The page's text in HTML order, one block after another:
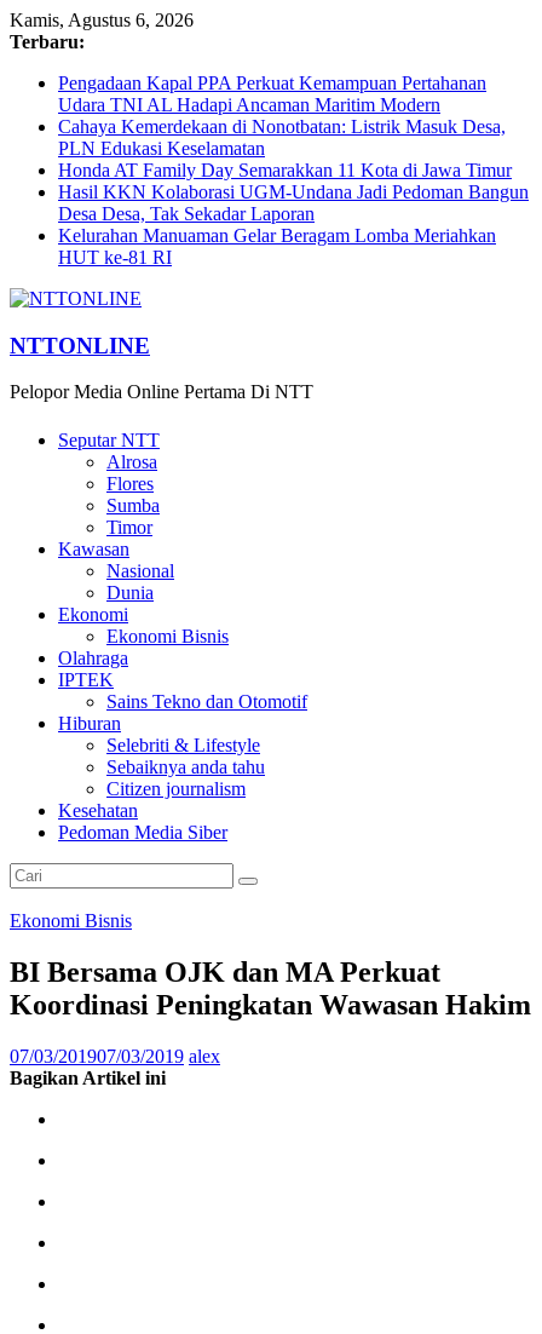
Kamis, Agustus 6, 2026
Terbaru:
Pengadaan Kapal PPA Perkuat Kemampuan Pertahanan
Udara TNI AL Hadapi Ancaman Maritim Modern
Cahaya Kemerdekaan di Nonotbatan: Listrik Masuk Desa,
PLN Edukasi Keselamatan
Honda AT Family Day Semarakkan 11 Kota di Jawa Timur
Hasil KKN Kolaborasi UGM-Undana Jadi Pedoman Bangun
Desa Desa, Tak Sekadar Laporan
Kelurahan Manuaman Gelar Beragam Lomba Meriahkan
HUT ke-81 RI
NTTONLINE
Pelopor Media Online Pertama Di NTT
Seputar NTT
Alrosa
Flores
Sumba
Timor
Kawasan
Nasional
Dunia
Ekonomi
Ekonomi Bisnis
Olahraga
IPTEK
Sains Tekno dan Otomotif
Hiburan
Selebriti & Lifestyle
Sebaiknya anda tahu
Citizen journalism
Kesehatan
Pedoman Media Siber
Ekonomi Bisnis
BI Bersama OJK dan MA Perkuat
Koordinasi Peningkatan Wawasan Hakim
07/03/201907/03/2019 alex
Bagikan Artikel ini